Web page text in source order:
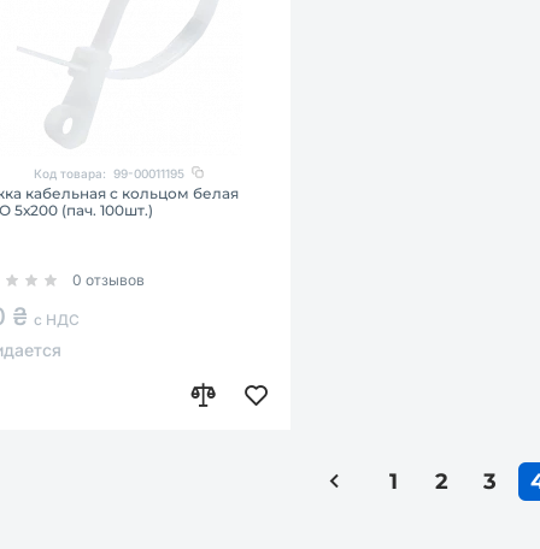
Код товара: 99-00011195
кабельная с кольцом белая
5х200 (пач. 100шт.)
0 отзывов
₴ с НДС
1 2 3